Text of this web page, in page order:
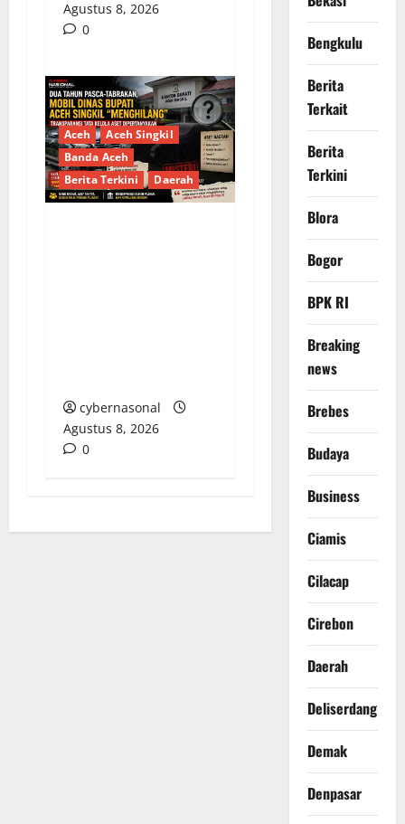
Agustus 8, 2026
0
Aceh
Aceh Singkil
Banda Aceh
Berita Terkini
Daerah
cybernasonal
Agustus 8, 2026
0
Bengkulu
Berita
Terkait
Berita
Terkini
Blora
Bogor
BPK RI
Breaking
news
Brebes
Budaya
Business
Ciamis
Cilacap
Cirebon
Daerah
Deliserdang
Demak
Denpasar